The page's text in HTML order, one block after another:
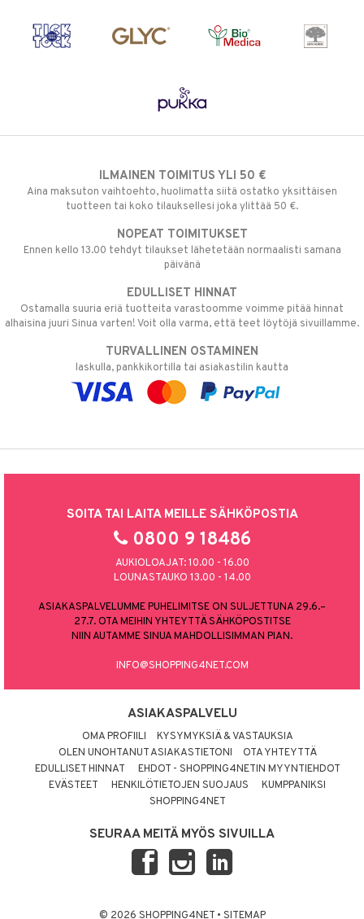
ILMAINEN TOIMITUS YLI 50 €
Aina maksuton vaihtoehto, huolimatta siitä ostatko yksittäisen
tuotteen tai koko tilauksellesi joka ylittää 50 €.
NOPEAT TOIMITUKSET
Ennen kello 13.00 tehdyt tilaukset lähetetään normaalisti samana
päivänä
EDULLISET HINNAT
Ostamalla suuria eriä tuotteita varastoomme voimme pitää hinnat
alhaisina juuri Sinua varten! Voit olla varma, että teet löytöjä sivuillamme.
TURVALLINEN OSTAMINEN
laskulla, pankkikortilla tai asiakastilin kautta
SOITA TAI LAITA MEILLE SÄHKÖPOSTIA
0800 9 18486
AUKIOLOAJAT: 10.00 - 16.00
LOUNASTAUKO 13.00 - 14.00
ASIAKASPALVELUMME PUHELIMITSE ON SULJETTUNA 29.6.–
27.7. OTA MEIHIN YHTEYTTÄ SÄHKÖPOSTITSE
NIIN AUTAMME SINUA MAHDOLLISIMMAN PIAN.
INFO@SHOPPING4NET.COM
ASIAKASPALVELU
OMA PROFIILI
KYSYMYKSIÄ & VASTAUKSIA
OLEN UNOHTANUT ASIAKASTIETONI
OTA YHTEYTTÄ
EDULLISET HINNAT
EHDOT - SHOPPING4NETIN MYYNTIEHDOT
EVÄSTEET
HENKILÖTIETOJEN SUOJAUS
KUMPPANIKSI
SHOPPING4NET
SEURAA MEITÄ MYÖS SIVUILLA
© 2026 SHOPPING4NET • SITEMAP